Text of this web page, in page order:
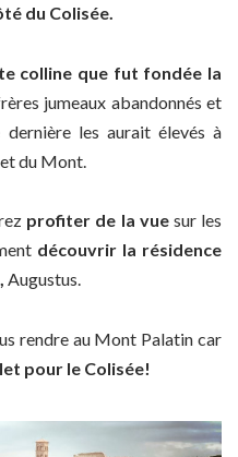
du Colisée.
colline que fut fondée la
jumeaux abandonnés et
les aurait élevés à
du Mont.
profiter de la vuesur les
découvrir la résidence
Augustus.
rendre au Mont Palatin car
pour le Colisée!